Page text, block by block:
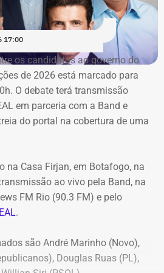
último sábado (18), o plenário do
que a Prefeitura de
no prazo de 15 dias o contrato
para o mesmo fim
e equipamentos). Na ocasião, a
a suspensão imediata dos
do acordo milionário, que
apontou uma série de
da concorrência
e concluiu que os problemas
do certame e, além
Obras e Agricultura e a empresa
17:00
os candidatos ao ⁠governo do
de 2026 está marcado para
O debate terá transmissão
em parceria com a Band e
do portal na cobertura de uma
na Casa Firjan, em Botafogo, na
ao vivo pela Band, na
FM Rio (90.3 FM) e pelo
.
são André Marinho (Novo),
Douglas Ruas (PL),